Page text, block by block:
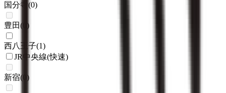
国分寺 (0)
豊田( )
西八王子(1)
JR中央線(快速)
新宿(0 )